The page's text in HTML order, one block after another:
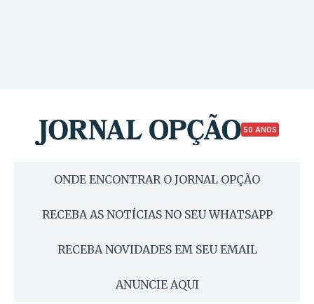
50 ANOS
ONDE ENCONTRAR O JORNAL OPÇÃO
RECEBA AS NOTÍCIAS NO SEU WHATSAPP
RECEBA NOVIDADES EM SEU EMAIL
ANUNCIE AQUI